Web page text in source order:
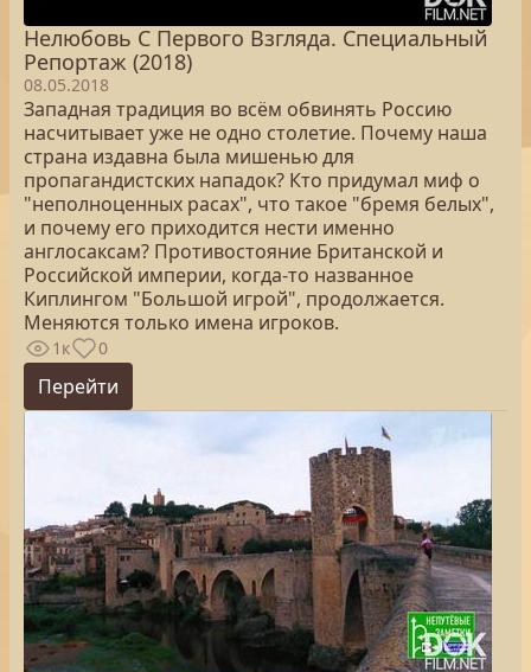
Нелюбовь С Первого Взгляда. Специальный
Репортаж (2018)
08.05.2018
Западная традиция во всём обвинять Россию
насчитывает уже не одно столетие. Почему наша
страна издавна была мишенью для
пропагандистских нападок? Кто придумал миф о
"неполноценных расах", что такое "бремя белых",
и почему его приходится нести именно
англосаксам? Противостояние Британской и
Российской империи, когда-то названное
Киплингом "Большой игрой", продолжается.
Меняются только имена игроков.
1к 0
Перейти